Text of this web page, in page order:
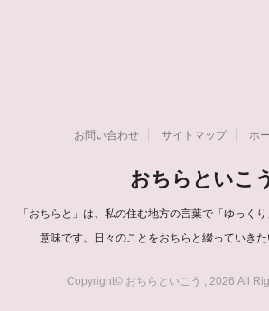
お問い合わせ サイトマップ ホ
おちらといこう
「おちらと」は、私の住む地方の言葉で「ゆっく
意味です。日々のことをおちらと綴っていきた
Copyright© おちらといこう , 2026 All